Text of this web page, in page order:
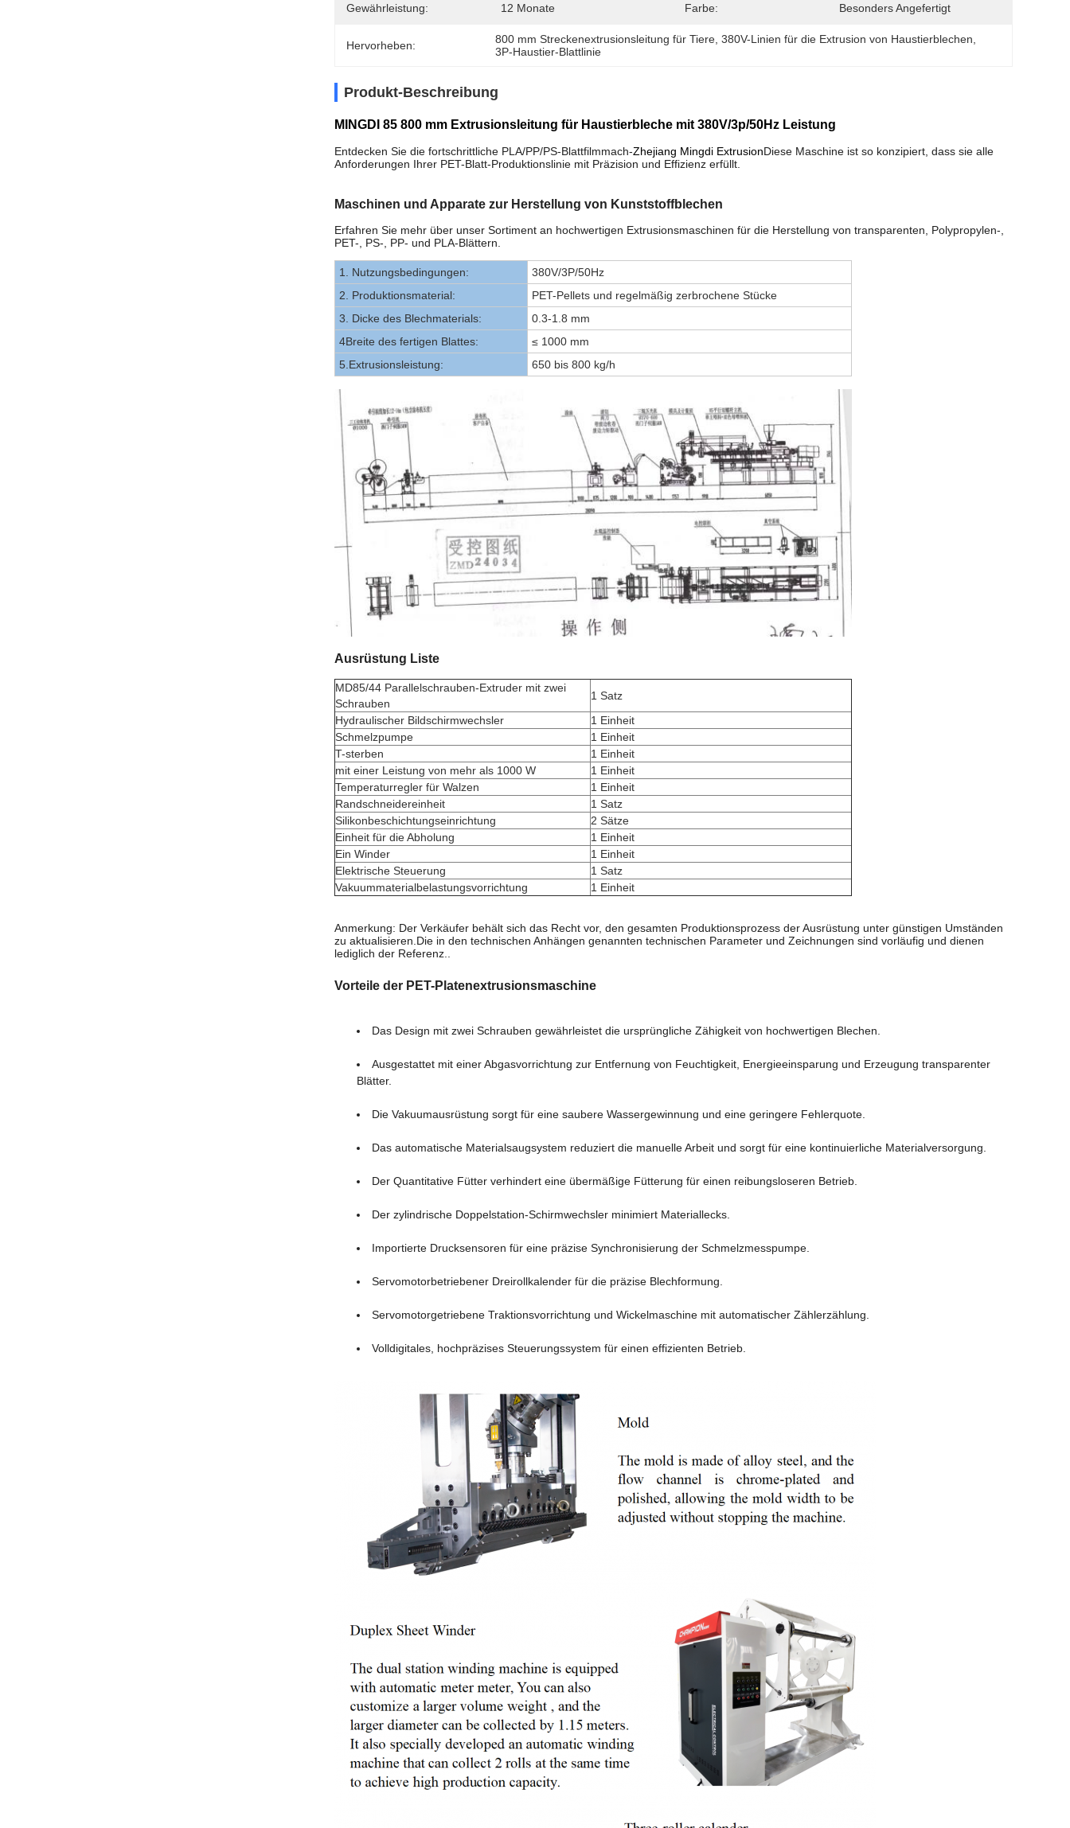
Gewährleistung: 12 Monate Farbe: Besonders Angefertigt
Hervorheben: 800 mm Streckenextrusionsleitung für Tiere , 380V-Linien für die Extrusion von Haustierblechen
3P-Haustier-Blattlinie
Produkt-Beschreibung
MINGDI 85 800 mm Extrusionsleitung für Haustierbleche mit 380V/3p/50Hz Leistung
Entdecken Sie die fortschrittliche PLA/PP/PS-Blattfilmmach-Zhejiang Mingdi ExtrusionDiese Maschine ist so konzipiert, dass sie alle
Anforderungen Ihrer PET-Blatt-Produktionslinie mit Präzision und Effizienz erfüllt.
Maschinen und Apparate zur Herstellung von Kunststoffblechen
Erfahren Sie mehr über unser Sortiment an hochwertigen Extrusionsmaschinen für die Herstellung von transparenten, Polypropylen-,
PET-, PS-, PP- und PLA-Blättern.
1. Nutzungsbedingungen:
380V/3P/50Hz
2. Produktionsmaterial:
PET-Pellets und regelmäßig zerbrochene Stücke
3. Dicke des Blechmaterials:
0.3-1.8 mm
4Breite des fertigen Blattes:
≤ 1000 mm
5.Extrusionsleistung:
650 bis 800 kg/h
Ausrüstung Liste
MD85/44 Parallelschrauben-Extruder mit zwei
Schrauben
1 Satz
Hydraulischer Bildschirmwechsler
1 Einheit
Schmelzpumpe
1 Einheit
T-sterben
1 Einheit
mit einer Leistung von mehr als 1000 W
1 Einheit
Temperaturregler für Walzen
1 Einheit
Randschneidereinheit
1 Satz
Silikonbeschichtungseinrichtung
2 Sätze
Einheit für die Abholung
1 Einheit
Ein Winder
1 Einheit
Elektrische Steuerung
1 Satz
Vakuummaterialbelastungsvorrichtung
1 Einheit
Anmerkung: Der Verkäufer behält sich das Recht vor, den gesamten Produktionsprozess der Ausrüstung unter günstigen Umständen
zu aktualisieren.Die in den technischen Anhängen genannten technischen Parameter und Zeichnungen sind vorläufig und dienen
lediglich der Referenz..
Vorteile der PET-Platenextrusionsmaschine
Das Design mit zwei Schrauben gewährleistet die ursprüngliche Zähigkeit von hochwertigen Blechen.
Ausgestattet mit einer Abgasvorrichtung zur Entfernung von Feuchtigkeit, Energieeinsparung und Erzeugung transparenter
Blätter.
Die Vakuumausrüstung sorgt für eine saubere Wassergewinnung und eine geringere Fehlerquote.
Das automatische Materialsaugsystem reduziert die manuelle Arbeit und sorgt für eine kontinuierliche Materialversorgung.
Der Quantitative Fütter verhindert eine übermäßige Fütterung für einen reibungsloseren Betrieb.
Der zylindrische Doppelstation-Schirmwechsler minimiert Materiallecks.
Importierte Drucksensoren für eine präzise Synchronisierung der Schmelzmesspumpe.
Servomotorbetriebener Dreirollkalender für die präzise Blechformung.
Servomotorgetriebene Traktionsvorrichtung und Wickelmaschine mit automatischer Zählerzählung.
Volldigitales, hochpräzises Steuerungssystem für einen effizienten Betrieb.